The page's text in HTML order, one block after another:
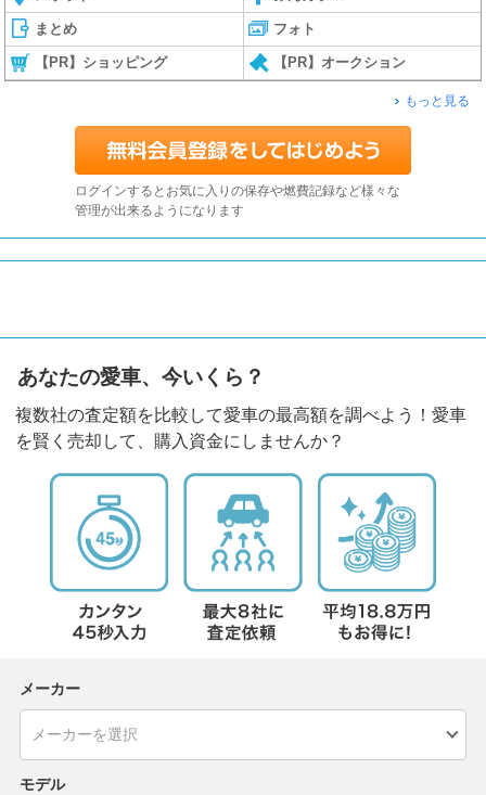
まとめ フォト
【PR】ショッピング 【PR】オークション
もっと見る
ログインするとお気に入りの保存や燃費記録など様々な
管理が出来るようになります
あなたの愛車、今いくら？
複数社の査定額を比較して愛車の最高額を調べよう！愛車
を賢く売却して、購入資金にしませんか？
メーカー
モデル